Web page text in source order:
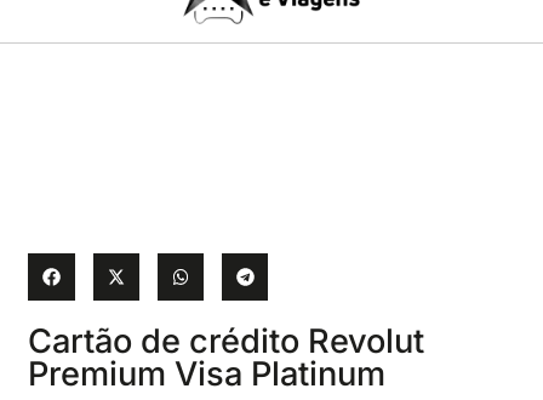
Cartão de crédito Revolut
Premium Visa Platinum